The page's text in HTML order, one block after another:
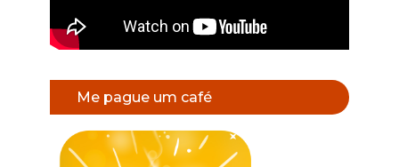
Me pague um café